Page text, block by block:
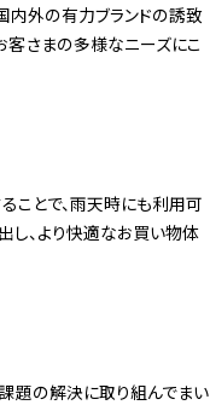
内外の有力ブランドの誘致
客さまの多様なニーズにこ
ことで、雨天時にも利用可
し、より快適なお買い物体
題の解決に取り組んでまい